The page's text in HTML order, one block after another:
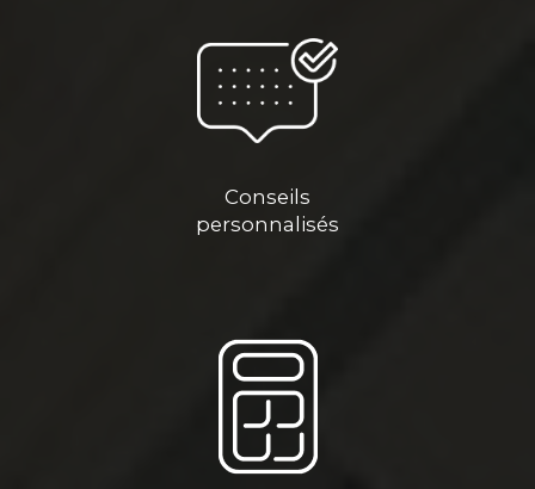
Conseils
personnalisés